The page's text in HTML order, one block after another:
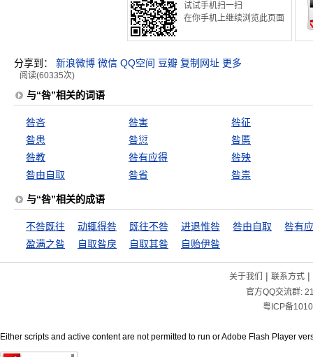
试试手机扫一扫
在你手机上继续浏览此页面
分享到： 新浪微博 微信 QQ空间 豆瓣 复制网址 更多
阅读(60335次)
与“咎”相关的词语
咎吝 咎害
咎征
咎患
咎愆
咎慝
咎教
咎有应得
咎殃
咎由自取
咎省 咎祟
与“咎”相关的成语
不咎既往 动辄得咎 既往不咎 进退惟咎 咎由自取
咎有
盈满之咎
自取咎戾 自取其咎 自贻伊咎
关于我们 | 联系方式|
官方QQ交流群:
粤ICP备
Either scripts and active content are not permitted to run or Adobe Flash Player